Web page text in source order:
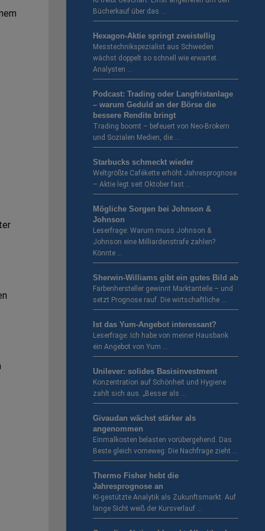
Bücherkauf über das …
Hexagon-Aktie springt zweistellig
Messtechnikspezialist aus Schweden
wächst doppelt so schnell wie erwartet.
Analysten …
Podcast: Trading oder Langfristanlage
– warum Geduld an der Börse die
bessere Rendite bringt
Trading boomt – befeuert von Neo-Brokern
und Sozialen Medien, die …
Starbucks schmeckt wieder
Weltgrößte Cafékette erhöht Jahresprognose
– Aktie legt seit Oktober fast …
Mögliche Sorgen bei Johnson &
Johnson
Leserfrage: Warum muss Johnson &
Johnson eine Milliardenstrafe zahlen?
Könnte …
Sherwin-Williams gibt ein gutes Bild ab
Farbenhersteller gewinnt Marktanteile – und
setzt Prognose rauf. Die wirtschaftliche …
Ist das Yum-Angebot interessant?
Leserfrage: Ich habe von meiner Hausbank
ein Angebot von Yum …
Unilever: solides Basisinvestment
Konzentration auf Schönheit und Hygiene
zahlt sich aus. „Besser als …
Givaudan wächst stärker als
angenommen
Einmalkosten belasten vorübergehend. Das
Beste gleich vorneweg: Die Nachfrage zieht …
Thermo Fisher hebt die
Jahresprognose an
KI-gestützte Analytik als Zukunftsmarkt. Auf
lange Sicht weiß der Kursverlauf …